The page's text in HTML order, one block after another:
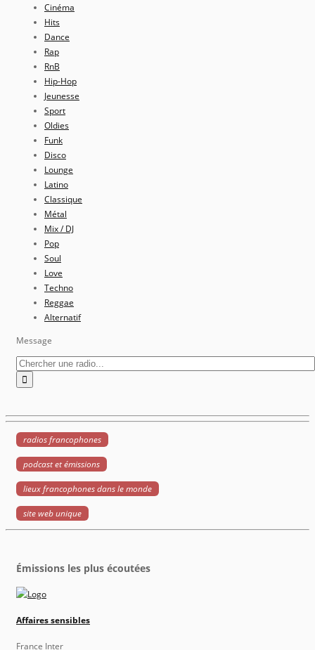
Cinéma
Hits
Dance
Rap
RnB
Hip-Hop
Jeunesse
Sport
Oldies
Funk
Disco
Lounge
Latino
Classique
Métal
Mix / DJ
Pop
Soul
Love
Techno
Reggae
Alternatif
Message
radios francophones
podcast et émissions
lieux francophones dans le monde
site web unique
Émissions les plus écoutées
Affaires sensibles
France Inter